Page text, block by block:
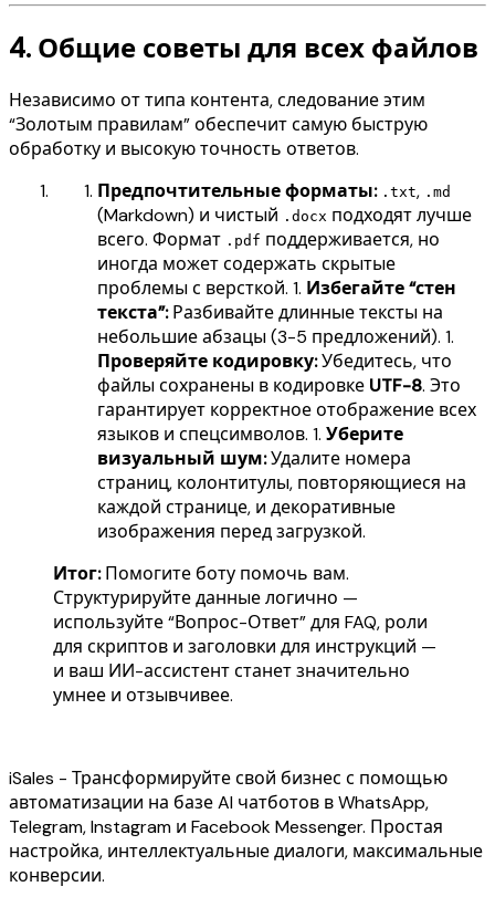
4. Общие советы для всех файлов
Независимо от типа контента, следование этим
“Золотым правилам” обеспечит самую быструю
обработку и высокую точность ответов.
Предпочтительные форматы: .txt, .md
(Markdown) и чистый .docx подходят лучше
всего. Формат .pdf поддерживается, но
иногда может содержать скрытые
проблемы с версткой. 1. Избегайте “стен
текста”:Разбивайте длинные тексты на
небольшие абзацы (3-5 предложений). 1.
Проверяйте кодировку:Убедитесь, что
файлы сохранены в кодировке UTF-8. Это
гарантирует корректное отображение всех
языков и спецсимволов. 1. Уберите
визуальный шум:Удалите номера
страниц, колонтитулы, повторяющиеся на
каждой странице, и декоративные
изображения перед загрузкой.
Итог:Помогите боту помочь вам.
Структурируйте данные логично —
используйте “Вопрос-Ответ” для FAQ, роли
для скриптов и заголовки для инструкций —
и ваш ИИ-ассистент станет значительно
умнее и отзывчивее.
iSales - Трансформируйте свой бизнес с помощью
автоматизации на базе AI чатботов в WhatsApp,
Telegram, Instagram и Facebook Messenger. Простая
настройка, интеллектуальные диалоги, максимальные
конверсии.